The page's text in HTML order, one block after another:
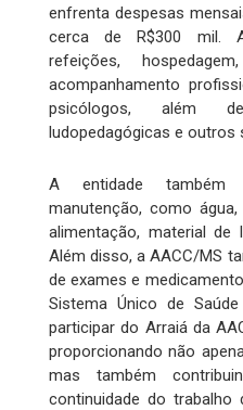
enfrenta despesas
cerca de R$300 mil.
refeições,
acompanhamento
psicólogos, além
ludopedagógicas e outros
A entidade também
manutenção, como
alimentação, material de
Além disso, a AACC/MS
de exames e
Sistema Único de
participar do Arraiá da
proporcionando não
mas também
continuidade do